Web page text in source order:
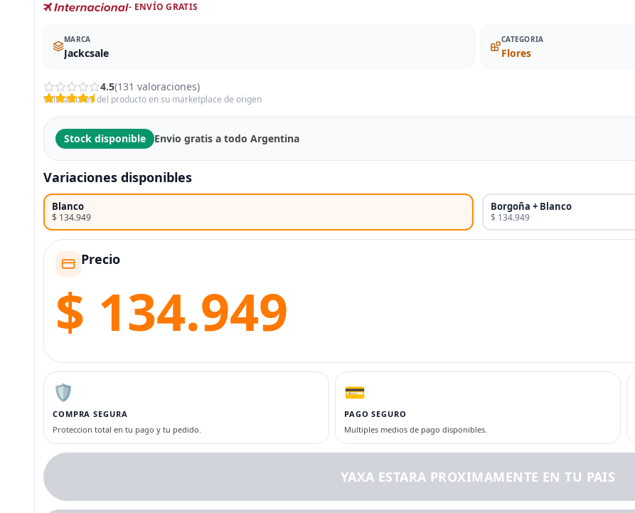
- ENVÍO GRATIS
MARCA
Jackcsale
CATEGORIA
Flores
4.5(131 valoraciones)
Valoraciones del producto en su marketplace de origen
Stock disponible Envio gratis a todo Argentina
Variaciones disponibles
Blanco
$ 134.949
Borgoña + Blanco
$ 134.949
Precio
$ 134.949
🛡️
COMPRA SEGURA
Proteccion total en tu pago y tu pedido.
💳
PAGO SEGURO
Multiples medios de pago disponibles.
YAXA ESTARA PROXIMAMENTE EN TU PAIS